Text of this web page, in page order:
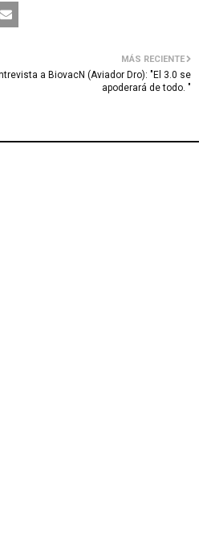
MÁS RECIENTE
a BiovacN (Aviador Dro): "El 3.0 se
apoderará de todo. "